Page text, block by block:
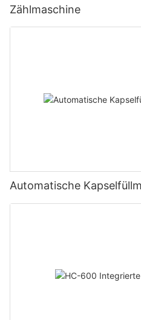
Zählmaschine
Automatische